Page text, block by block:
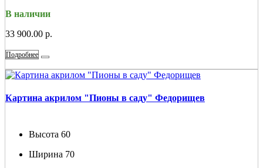
В наличии
33 900.00 р.
Подробнее
Картина акрилом "Пионы в саду" Федорищев
Высота 60
Ширина 70